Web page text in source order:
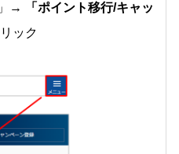
→
「ポイント移行/キャッ
ック